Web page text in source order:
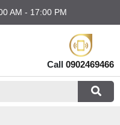
AM - 17:00 PM
Call 0902469466